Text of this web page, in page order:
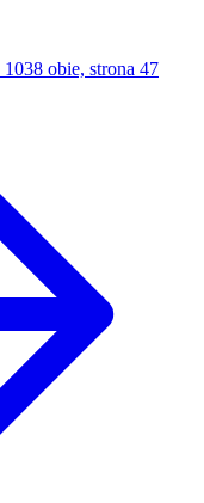
obie, strona 47